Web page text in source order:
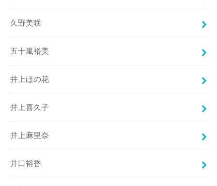
久野美咲
五十嵐裕美
井上ほの花
井上喜久子
井上麻里奈
井口裕香